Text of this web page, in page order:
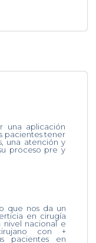
una aplicación
pacientes tener
una atención y
proceso pre y
que nos da un
en cirugía
nivel nacional e
con +
pacientes en